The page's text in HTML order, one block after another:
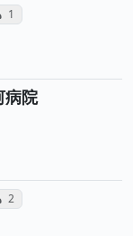
コミュニケーション・タ
1 所属医師へのコ
病院
コミュニケーション・タ
2 所属医師へのコ